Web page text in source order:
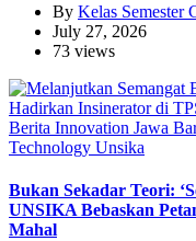
By Kelas Semester
July 27, 2026
73 views
Berita Innovation Jawa
Technology Unsika
Bukan Sekadar Teori:
UNSIKA Bebaskan
Mahal